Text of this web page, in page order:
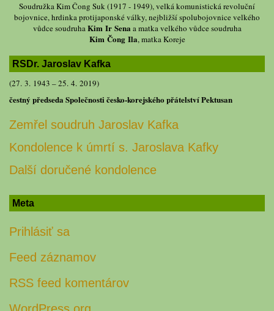
Soudružka Kim Čong Suk (1917 - 1949), velká komunistická revoluční
bojovnice, hrdinka protijaponské války, nejbližší spolubojovnice velkého
vůdce soudruhaKim Ir Sena a matka velkého vůdce soudruha
Kim Čong Ila, matka Koreje
RSDr. Jaroslav Kafka
(27. 3. 1943 – 25. 4. 2019)
čestný předseda Společnosti česko-korejského přátelství Pektusan
Zemřel soudruh Jaroslav Kafka
Kondolence k úmrtí s. Jaroslava Kafky
Další doručené kondolence
Meta
Prihlásiť sa
Feed záznamov
RSS feed komentárov